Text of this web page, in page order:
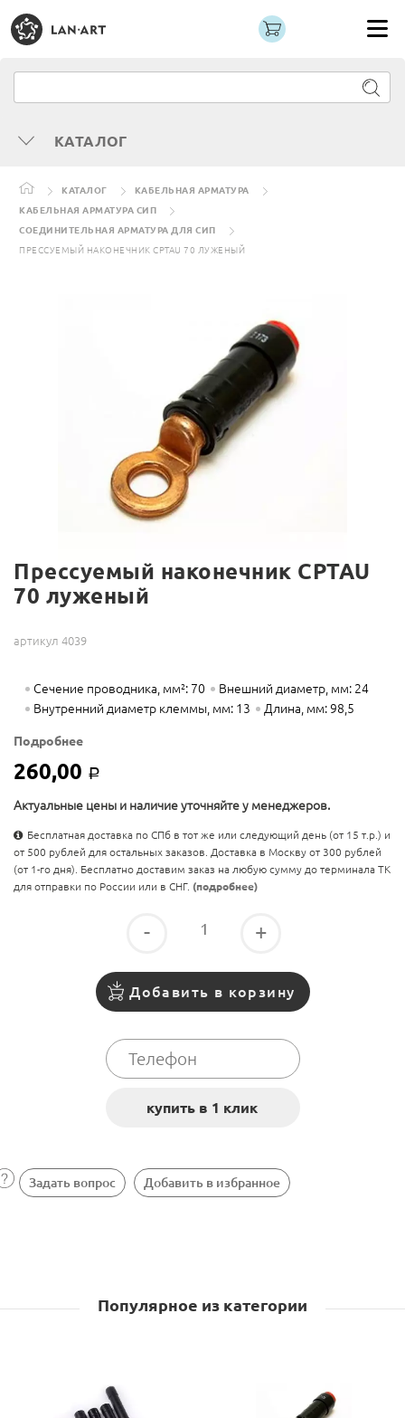
КАТАЛОГ
КАТАЛОГ
КАБЕЛЬНАЯ АРМАТУРА
КАБЕЛЬНАЯ АРМАТУРА СИП
СОЕДИНИТЕЛЬНАЯ АРМАТУРА ДЛЯ СИП
ПРЕССУЕМЫЙ НАКОНЕЧНИК CPTAU 70 ЛУЖЕНЫЙ
Прессуемый наконечник CPTAU
70 луженый
артикул 4039
Сечение проводника, мм²: 70
Внешний диаметр, мм: 24
Внутренний диаметр клеммы, мм: 13
Длина, мм: 98,5
Подробнее
260,00 Р
Актуальные цены и наличие уточняйте у менеджеров.
Бесплатная доставка по СПб в тот же или следующий день (от 15 т.р.) и
от 500 рублей для остальных заказов. Доставка в Москву от 300 рублей
(от 1-го дня). Бесплатно доставим заказ на любую сумму до терминала ТК
для отправки по России или в СНГ. (подробнее)
- +
Добавить в корзину
Задать вопрос Добавить в избранное
Популярное из категории